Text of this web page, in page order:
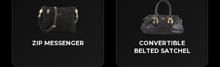
ZIP MESSENGER
CONVERTIBLE
BELTED SATCHEL